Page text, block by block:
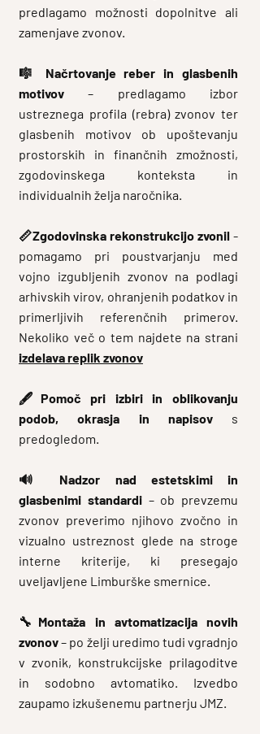
predlagamo možnosti dopolnitve ali
zamenjave zvonov.
🎼
Načrtovanje reber in glasbenih
motivov– predlagamo izbor
ustreznega profila (rebra) zvonov ter
glasbenih motivov ob upoštevanju
prostorskih in finančnih zmožnosti,
zgodovinskega konteksta in
individualnih želja naročnika.
📏Zgodovinska rekonstrukcijo zvonil -
pomagamo pri poustvarjanju med
vojno izgubljenih zvonov na podlagi
arhivskih virov, ohranjenih podatkov in
primerljivih referenčnih primerov.
Nekoliko več o tem najdete na strani
izdelava replik zvonov
🖋️ Pomoč pri izbiri in oblikovanju
podob, okrasja in napisovs
predogledom.​
🔊 Nadzor nad estetskimi in
glasbenimi standardi– ob prevzemu
zvonov preverimo njihovo zvočno in
vizualno ustreznost glede na stroge
interne kriterije, ki presegajo
uveljavljene Limburške smernice.
🔧 Montaža in avtomatizacija novih
zvonov– po želji uredimo tudi vgradnjo
v zvonik, konstrukcijske prilagoditve
in sodobno avtomatiko. Izvedbo
zaupamo izkušenemu partnerju JMZ.